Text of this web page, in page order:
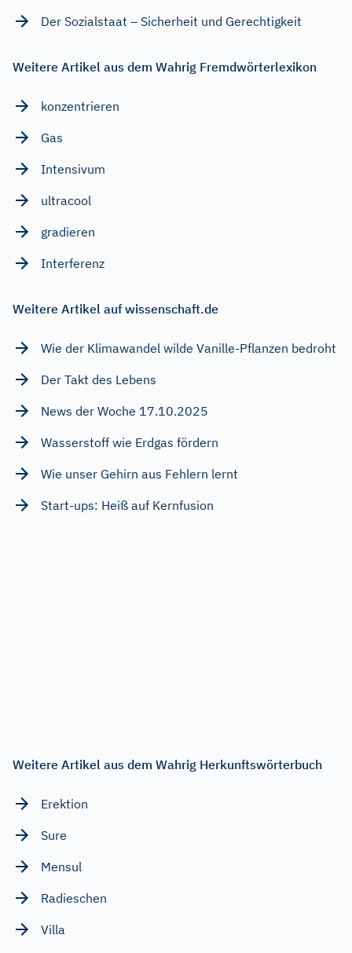
Der Sozialstaat – Sicherheit und Gerechtigkeit
Weitere Artikel aus dem Wahrig Fremdwörterlexikon
konzentrieren
Gas
Intensivum
ultracool
gradieren
Interferenz
Weitere Artikel auf wissenschaft.de
Wie der Klimawandel wilde Vanille-Pflanzen bedroht
Der Takt des Lebens
News der Woche 17.10.2025
Wasserstoff wie Erdgas fördern
Wie unser Gehirn aus Fehlern lernt
Start-ups: Heiß auf Kernfusion
Weitere Artikel aus dem Wahrig Herkunftswörterbuch
Erektion
Sure
Mensul
Radieschen
Villa